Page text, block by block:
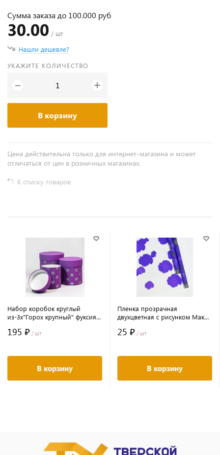
Сумма заказа до 100.000 руб
30.00 / шт
Нашли дешевле?
УКАЖИТЕ КОЛИЧЕСТВО
− +
В корзину
Цена действительна только для интернет-магазина и может
отличаться от цен в розничных магазинах.
К списку товаров
Набор коробок круглый
из-3х"Горох крупный" фуксия
195 ₽ / шт
В корзину
Пленка прозрачная
двухцветная с рисунком Маки
5%
25 ₽ / шт
В корзину